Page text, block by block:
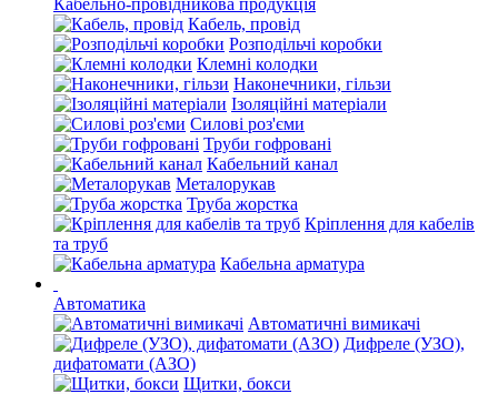
Кабельно-провідникова продукція
Кабель, провід
Розподільчі коробки
Клемні колодки
Наконечники, гільзи
Ізоляційні матеріали
Силові роз'єми
Труби гофровані
Кабельний канал
Металорукав
Труба жорстка
Кріплення для кабелів
та труб
Кабельна арматура
Автоматика
Автоматичні вимикачі
Дифреле (УЗО),
дифатомати (АЗО)
Щитки, бокси